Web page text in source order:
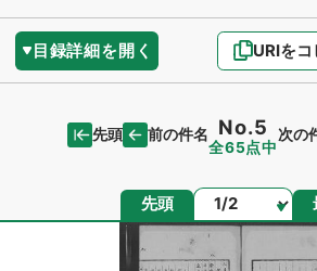
目録詳細を開く URIをコ
先頭 前の件名 No.5
全65点中
次の
先頭 ページ